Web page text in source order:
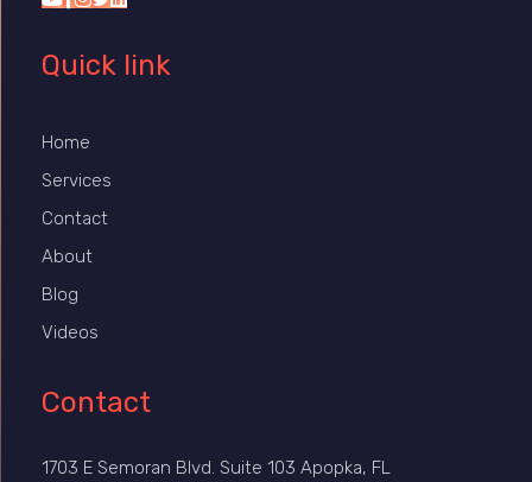
Quick link
Home
Services
Contact
About
Blog
Videos
Contact
1703 E Semoran Blvd. Suite 103 Apopka, FL